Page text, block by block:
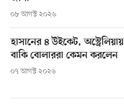
০৮ আগস্ট ২০২৬
হাসানের ৪ উইকেট, অস্ট্রেলিয়ায়
বাকি বোলাররা কেমন করলেন
০৭ আগস্ট ২০২৬